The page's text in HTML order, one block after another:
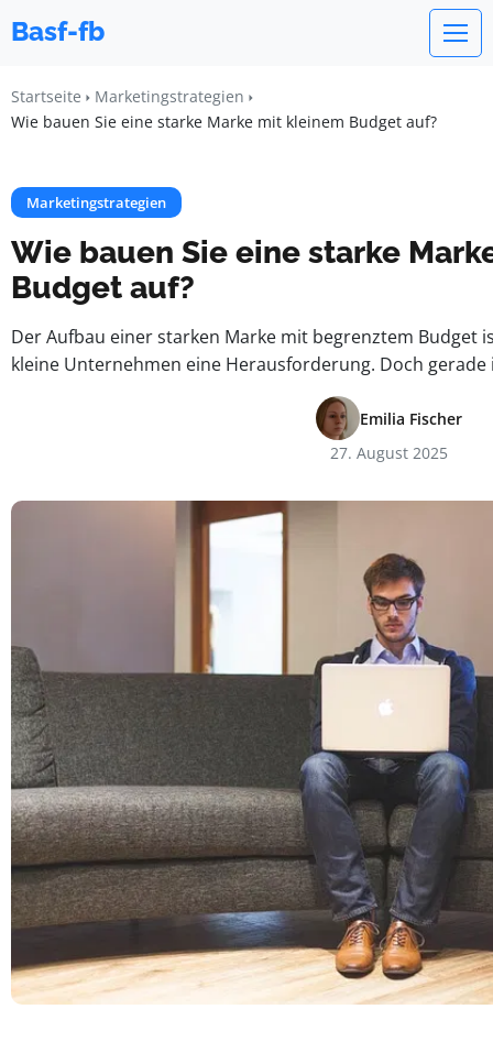
Basf-fb
Startseite
Marketingstrategien
Wie bauen Sie eine starke Marke mit kleinem Budget auf?
Marketingstrategien
Wie bauen Sie eine starke
Budget auf?
Der Aufbau einer starken Marke mit begrenztem Budget
kleine Unternehmen eine Herausforderung. Doch
Emilia Fischer
27. August 2025